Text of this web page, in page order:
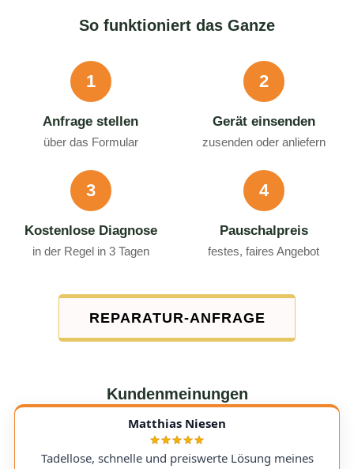
So funktioniert das Ganze
1
Anfrage stellen
über das Formular
2
Gerät einsenden
zusenden oder anliefern
3
Kostenlose Diagnose
in der Regel in 3 Tagen
4
Pauschalpreis
festes, faires Angebot
REPARATUR-ANFRAGE
Kundenmeinungen
Matthias Niesen
Tadellose, schnelle und preiswerte Lösung meines